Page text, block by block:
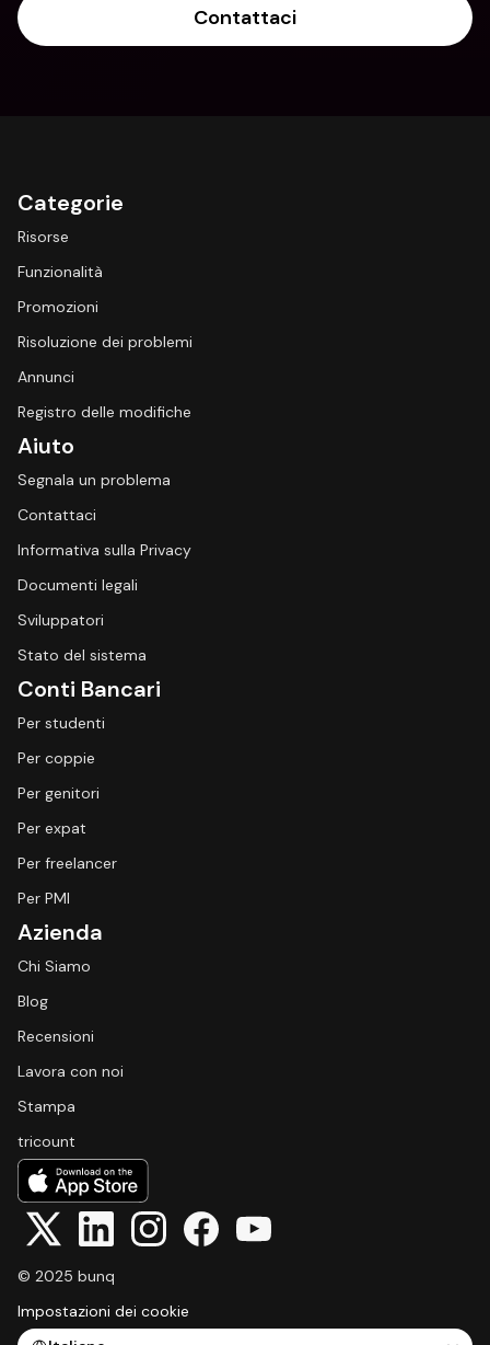
Contattaci
Categorie
Risorse
Funzionalità
Promozioni
Risoluzione dei problemi
Annunci
Registro delle modifiche
Aiuto
Segnala un problema
Contattaci
Informativa sulla Privacy
Documenti legali
Sviluppatori
Stato del sistema
Conti Bancari
Per studenti
Per coppie
Per genitori
Per expat
Per freelancer
Per PMI
Azienda
Chi Siamo
Blog
Recensioni
Lavora con noi
Stampa
tricount
© 2025 bunq
Impostazioni dei cookie
Select Language